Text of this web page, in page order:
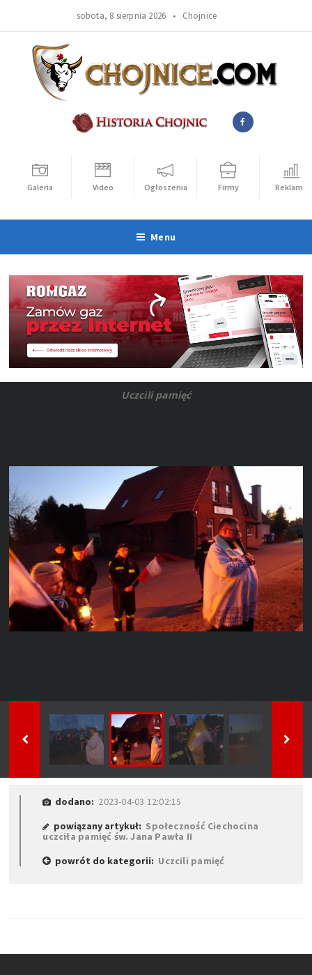
sobota, 8 sierpnia 2026 • Chojnice
Galeria Video Ogłoszenia Firmy Reklama
Menu
Uczcili pamięć
dodano: 2023-04-03 12:02:15
powiązany artykuł: Społeczność Ciechocina
uczciła pamięć św. Jana Pawła II
powrót do kategorii: Uczcili pamięć